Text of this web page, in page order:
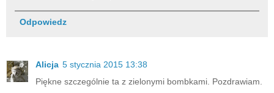
Odpowiedz
Alicja 5 stycznia 2015 13:38
Piękne szczególnie ta z zielonymi bombkami. Pozdrawiam.